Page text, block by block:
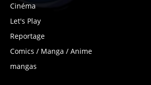
Cinéma
Let's Play
Reportage
Comics / Manga / Anime
mangas